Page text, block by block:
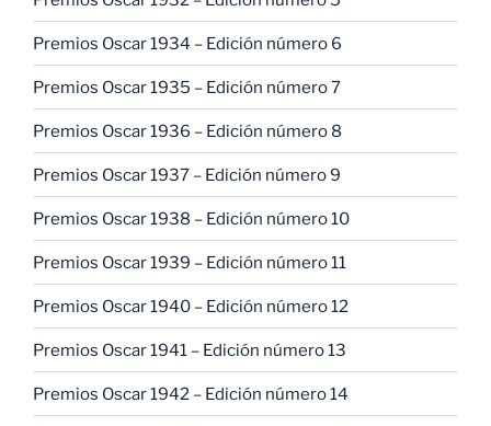
Premios Oscar 1934 – Edición número 6
Premios Oscar 1935 – Edición número 7
Premios Oscar 1936 – Edición número 8
Premios Oscar 1937 – Edición número 9
Premios Oscar 1938 – Edición número 10
Premios Oscar 1939 – Edición número 11
Premios Oscar 1940 – Edición número 12
Premios Oscar 1941 – Edición número 13
Premios Oscar 1942 – Edición número 14